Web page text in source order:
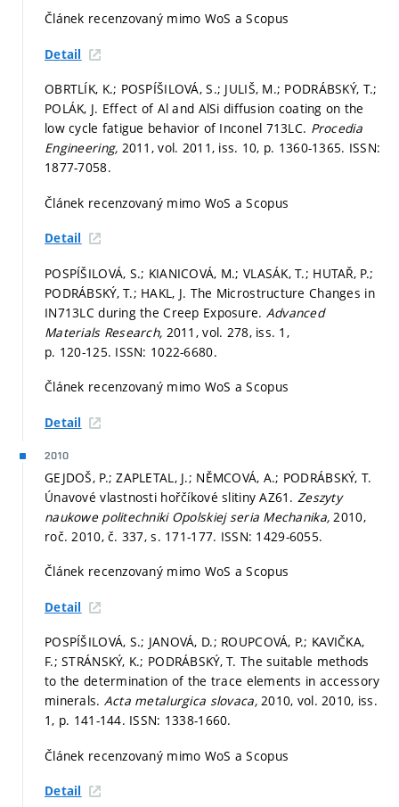
Článek recenzovaný mimo WoS a Scopus
Detail
OBRTLÍK, K.; POSPÍŠILOVÁ, S.; JULIŠ, M.; PODRÁBSKÝ, T.;
POLÁK, J. Effect of Al and AlSi diffusion coating on the
low cycle fatigue behavior of Inconel 713LC. Procedia
Engineering, 2011, vol. 2011, iss. 10, p. 1360-1365. ISSN:
1877-7058.
Článek recenzovaný mimo WoS a Scopus
Detail
POSPÍŠILOVÁ, S.; KIANICOVÁ, M.; VLASÁK, T.; HUTAŘ, P.;
PODRÁBSKÝ, T.; HAKL, J. The Microstructure Changes in
IN713LC during the Creep Exposure. Advanced
Materials Research, 2011, vol. 278, iss. 1,
p. 120-125. ISSN: 1022-6680.
Článek recenzovaný mimo WoS a Scopus
Detail
2010
GEJDOŠ, P.; ZAPLETAL, J.; NĚMCOVÁ, A.; PODRÁBSKÝ, T.
Únavové vlastnosti hořčíkové slitiny AZ61. Zeszyty
naukowe politechniki Opolskiej seria Mechanika, 2010,
roč. 2010, č. 337,s. 171-177. ISSN: 1429-6055.
Článek recenzovaný mimo WoS a Scopus
Detail
POSPÍŠILOVÁ, S.; JANOVÁ, D.; ROUPCOVÁ, P.; KAVIČKA,
F.; STRÁNSKÝ, K.; PODRÁBSKÝ, T. The suitable methods
to the determination of the trace elements in accessory
minerals. Acta metalurgica slovaca,2010, vol. 2010, iss.
1, p. 141-144. ISSN: 1338-1660.
Článek recenzovaný mimo WoS a Scopus
Detail